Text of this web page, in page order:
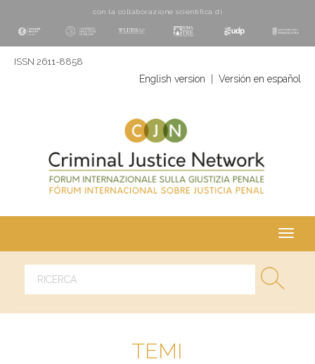
con la collaborazione scientifica di
ISSN 2611-8858
English version Versión en español
TEMI